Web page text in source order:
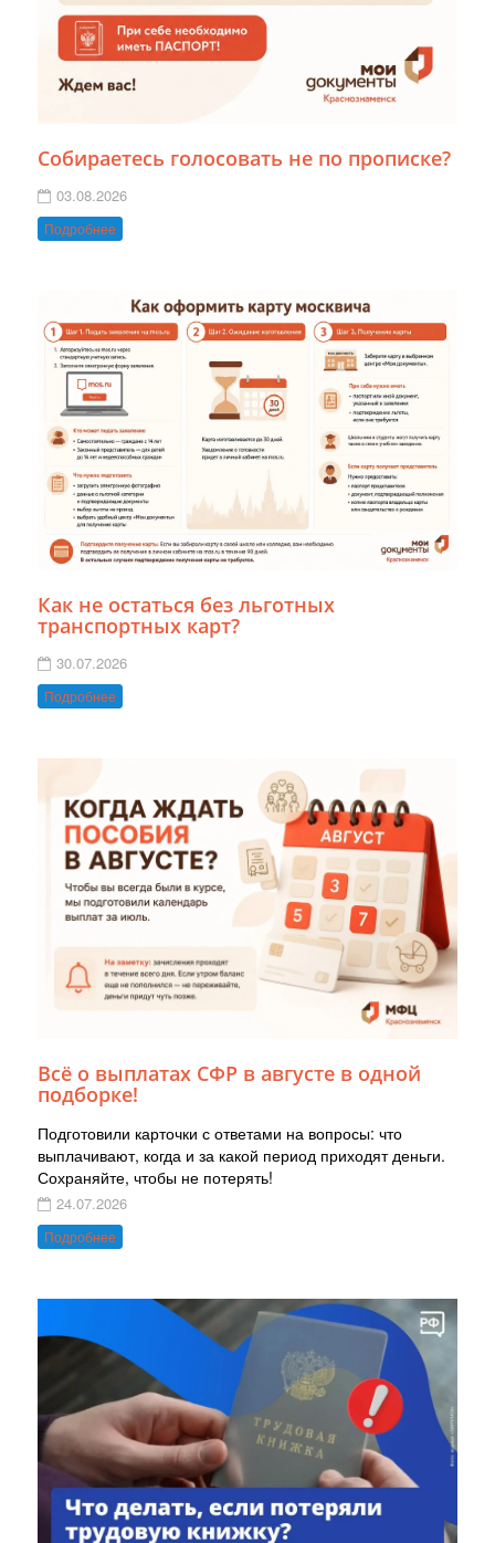
Собираетесь голосовать не по прописке?
03.08.2026
Подробнее
Как не остаться без льготных
транспортных карт?
30.07.2026
Подробнее
Всё о выплатах СФР в августе в одной
подборке!
Подготовили карточки с ответами на вопросы: что
выплачивают, когда и за какой период приходят деньги.
Сохраняйте, чтобы не потерять!
24.07.2026
Подробнее